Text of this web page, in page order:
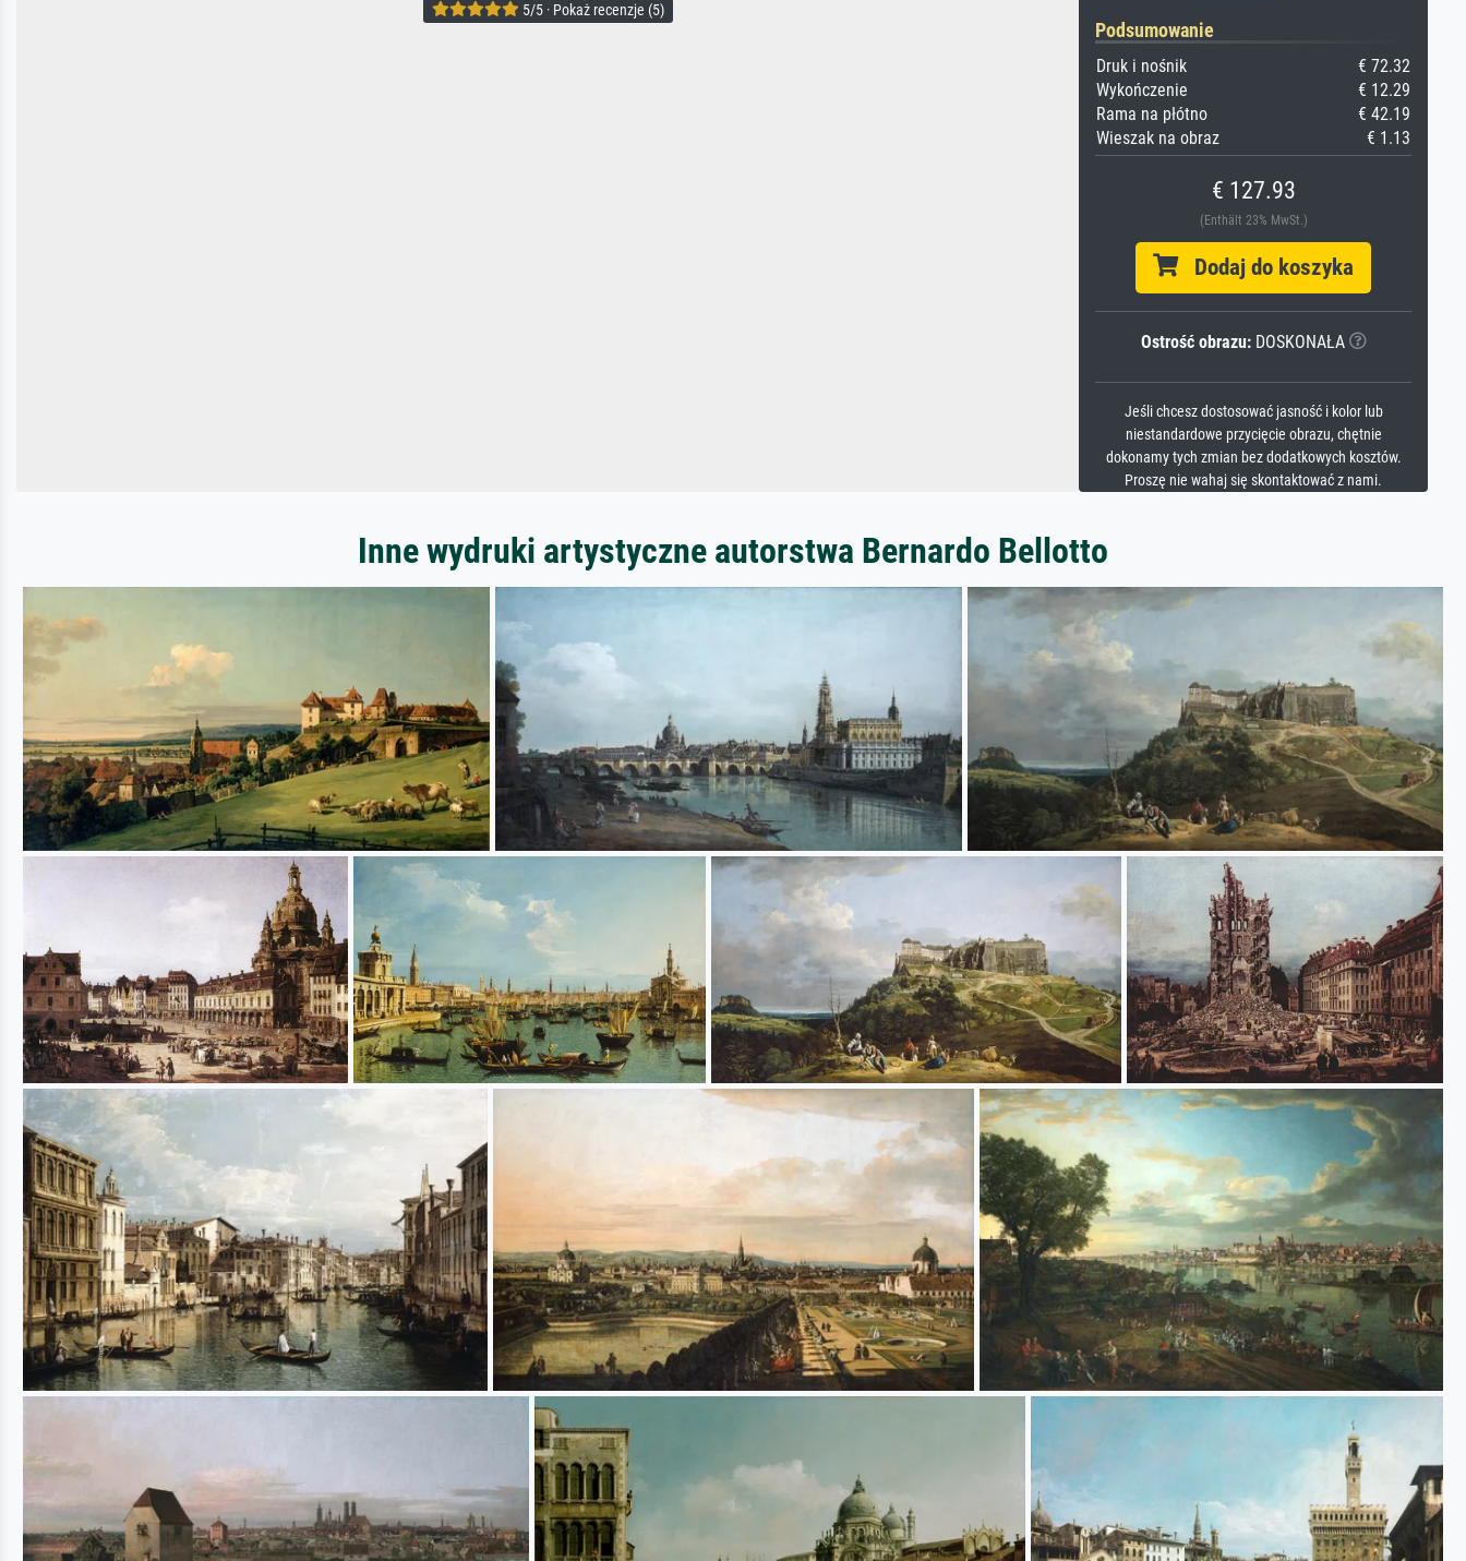
5/5 · Pokaż recenzje (5)
Podsumowanie
Druk i nośnik
€ 72.32
Wykończenie
€ 12.29
Rama na płótno
€ 42.19
Wieszak na obraz
€ 1.13
€ 127.93
(Enthält 23% MwSt.)
Dodaj do koszyka
Ostrość obrazu:DOSKONAŁA
Jeśli chcesz dostosować jasność i kolor lub
niestandardowe przycięcie obrazu, chętnie
dokonamy tych zmian bez dodatkowych kosztów.
Proszę nie wahaj się skontaktować z nami.
Inne wydruki artystyczne autorstwa Bernardo Bellotto